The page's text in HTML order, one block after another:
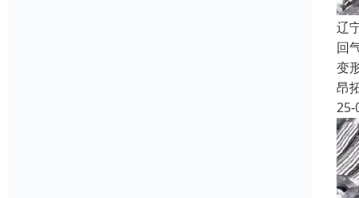
辽
回
变
昂
25-